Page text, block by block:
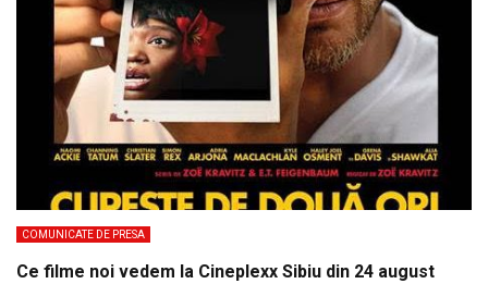
COMUNICATE DE PRESA
Ce filme noi vedem la Cineplexx Sibiu din 24 august